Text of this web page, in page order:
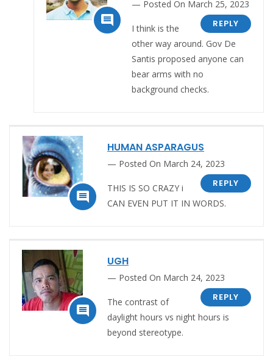

Posted On March 25, 2023
REPLY
I think is the
other way around. Gov De
Santis proposed anyone can
bear arms with no
background checks.

HUMAN ASPARAGUS
Posted On March 24, 2023
REPLY
THIS IS SO CRAZY i
CAN EVEN PUT IT IN WORDS.

UGH
Posted On March 24, 2023
REPLY
The contrast of
daylight hours vs night hours is
beyond stereotype.